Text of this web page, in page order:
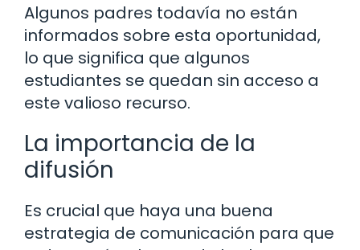
Algunos padres todavía no están
informados sobre esta oportunidad,
lo que significa que algunos
estudiantes se quedan sin acceso a
este valioso recurso.
La importancia de la
difusión
Es crucial que haya una buena
estrategia de comunicación para que